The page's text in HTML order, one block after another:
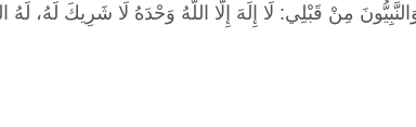
مِنْ قَبْلِي: لَا إِلَهَ إِلَّا اللَّهُ وَحْدَهُ لَا شَرِيكَ لَهُ، لَهُ